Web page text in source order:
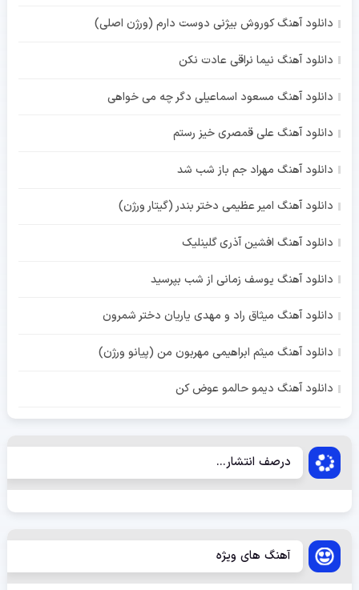
دانلود آهنگ کوروش بیژنی دوست دارم (ورژن اصلی)
دانلود آهنگ نیما نراقی عادت نکن
دانلود آهنگ مسعود اسماعیلی دگر چه می خواهی
دانلود آهنگ علی قمصری خیز رستم
دانلود آهنگ مهراد جم باز شب شد
دانلود آهنگ امیر عظیمی دختر بندر (گیتار ورژن)
دانلود آهنگ افشین آذری گلینلیک
دانلود آهنگ یوسف زمانی از شب بپرسید
دانلود آهنگ میثاق راد و مهدی یاریان دختر شمرون
دانلود آهنگ میثم ابراهیمی مهربون من (پیانو ورژن)
دانلود آهنگ دیمو حالمو عوض کن
درصف انتشار...
آهنگ های ویژه